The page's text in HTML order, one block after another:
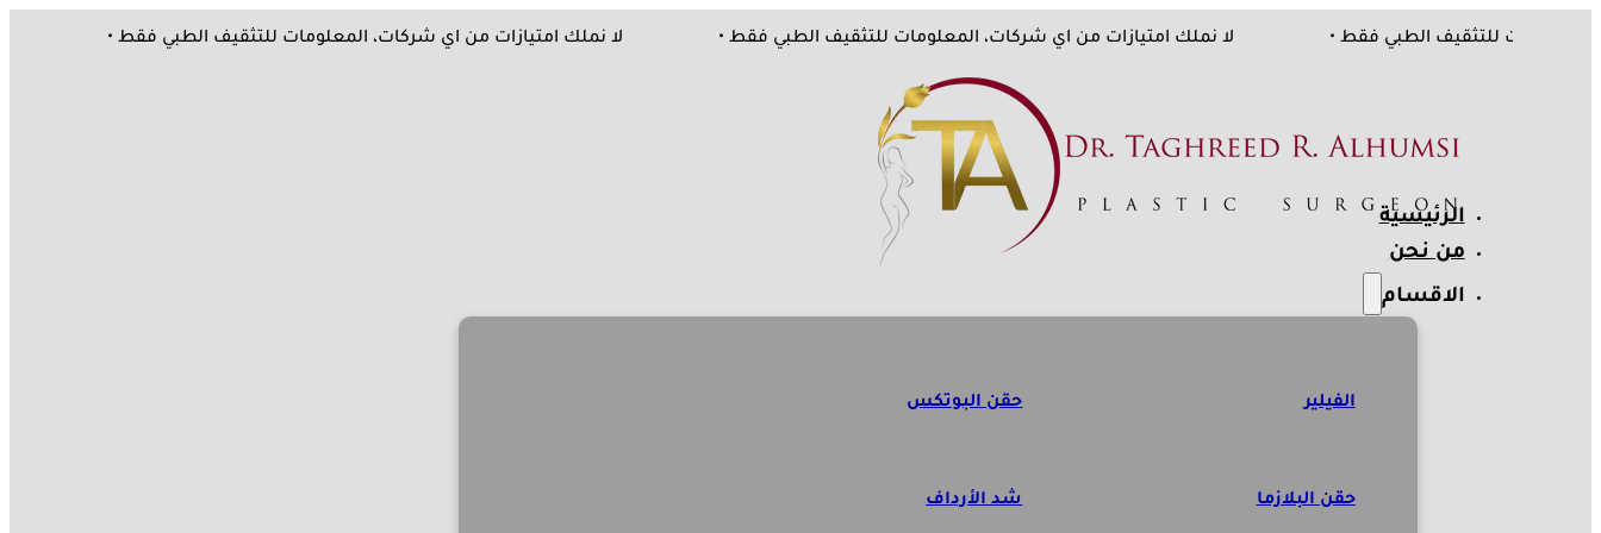
المعلومات للتثقيف الطبي فقط • لا نملك امتيازات من اي شركات، المعلومات للتثقيف الطبي فقط • لا نملك امتيازات من اي شركات، المعلومات للتثقيف الطبي فقط •
الرئيسية
من نحن
الاقسام
الفيلير
حقن البلازما
حقن البوتكس
شد الأرداف